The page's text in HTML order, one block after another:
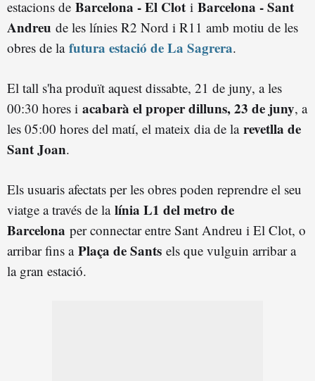
estacions de Barcelona - El Clot i Barcelona - Sant
Andreu de les línies R2 Nord i R11 amb motiu de les
obres de la futura estació de La Sagrera.
El tall s'ha produït aquest dissabte, 21 de juny, a les
00:30 hores i acabarà el proper dilluns, 23 de juny, a
les 05:00 hores del matí, el mateix dia de la revetlla de
Sant Joan.
Els usuaris afectats per les obres poden reprendre el seu
viatge a través de la línia L1 del metro de
Barcelona per connectar entre Sant Andreu i El Clot, o
arribar fins a Plaça de Sants els que vulguin arribar a
la gran estació.